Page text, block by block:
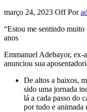
março 24, 2023 OffPor
“Estou me sentindo
anos
Emmanuel Adebayor, ex-
anunciou sua
De altos a baixos,
sido uma jornada
lá a cada passo do
por tudo e animada